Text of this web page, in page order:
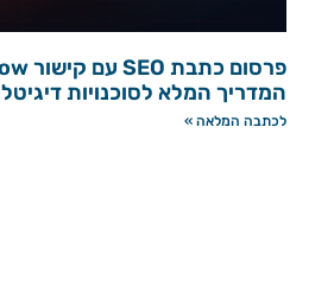
המדריך המלא לסוכנויות דיגיטל
לכתבה המלאה »